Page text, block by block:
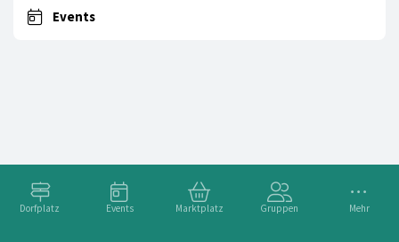
Dorfplatz Events Marktplatz Gruppen Mehr
Events